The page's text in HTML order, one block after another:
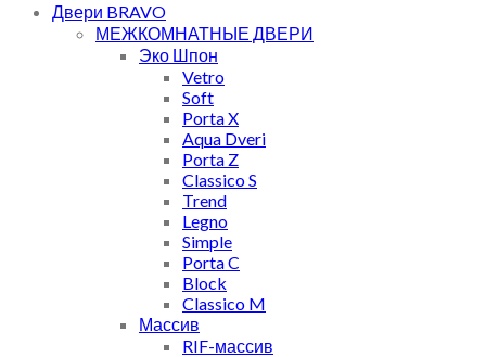
Двери BRAVO
МЕЖКОМНАТНЫЕ ДВЕРИ
Эко Шпон
Vetro
Soft
Porta X
Aqua Dveri
Porta Z
Classico S
Trend
Legno
Simple
Porta C
Block
Classico M
Массив
RIF-массив